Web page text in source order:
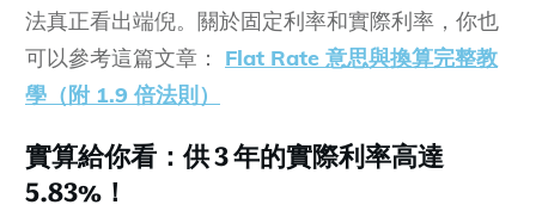
法真正看出端倪。關於固定利率和實際利率，你也
可以參考這篇文章： Flat Rate 意思與換算完整教
學（附 1.9 倍法則）
實算給你看：供 3 年的實際利率高達
5.83%！